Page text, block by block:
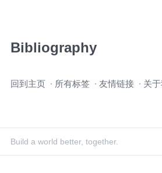
Bibliography
过
回到主页 所有标签 友情链接 关
Build a world better, together.